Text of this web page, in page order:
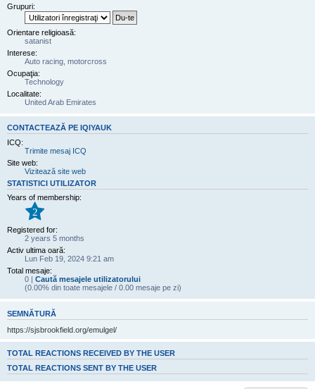
Grupuri:
Orientare religioasă:
satanist
Interese:
Auto racing, motorcross
Ocupaţia:
Technology
Localitate:
United Arab Emirates
CONTACTEAZĂ PE IQIYAUK
ICQ:
Trimite mesaj ICQ
Site web:
Vizitează site web
STATISTICI UTILIZATOR
Years of membership:
2
Registered for:
2 years 5 months
Activ ultima oară:
Lun Feb 19, 2024 9:21 am
Total mesaje:
0 | Caută mesajele utilizatorului
(0.00% din toate mesajele / 0.00 mesaje pe zi)
SEMNĂTURĂ
https://sjsbrookfield.org/emulgel/
TOTAL REACTIONS RECEIVED BY THE USER
TOTAL REACTIONS SENT BY THE USER